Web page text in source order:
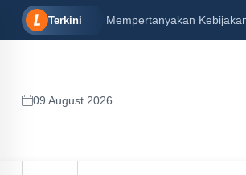
Terkini Mempertanyakan
09 August 2026